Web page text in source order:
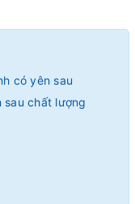
có yên sau
sau chất lượng